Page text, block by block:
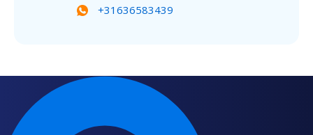
+31636583439